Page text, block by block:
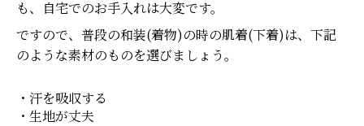
も、自宅でのお手入れは大変です。
ですので、普段の和装(着物)の時の肌着(下着)は、下記
のような素材のものを選びましょう。
・汗を吸収する
・生地が丈夫